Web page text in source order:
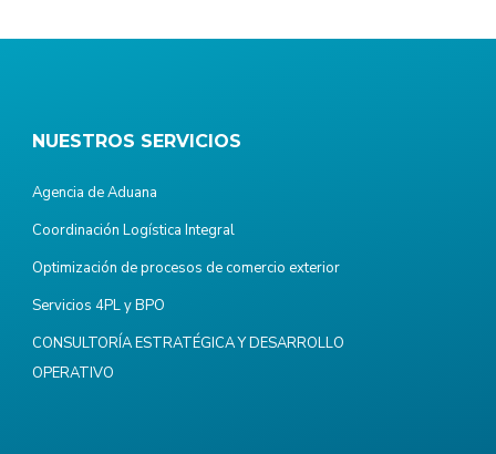
NUESTROS SERVICIOS
Agencia de Aduana
Coordinación Logística Integral
Optimización de procesos de comercio exterior
Servicios 4PL y BPO
CONSULTORÍA ESTRATÉGICA Y DESARROLLO
OPERATIVO